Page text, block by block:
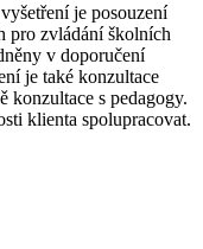
je posouzení
pro zvládání školních
v doporučení
je také konzultace
konzultace s pedagogy.
klienta spolupracovat.